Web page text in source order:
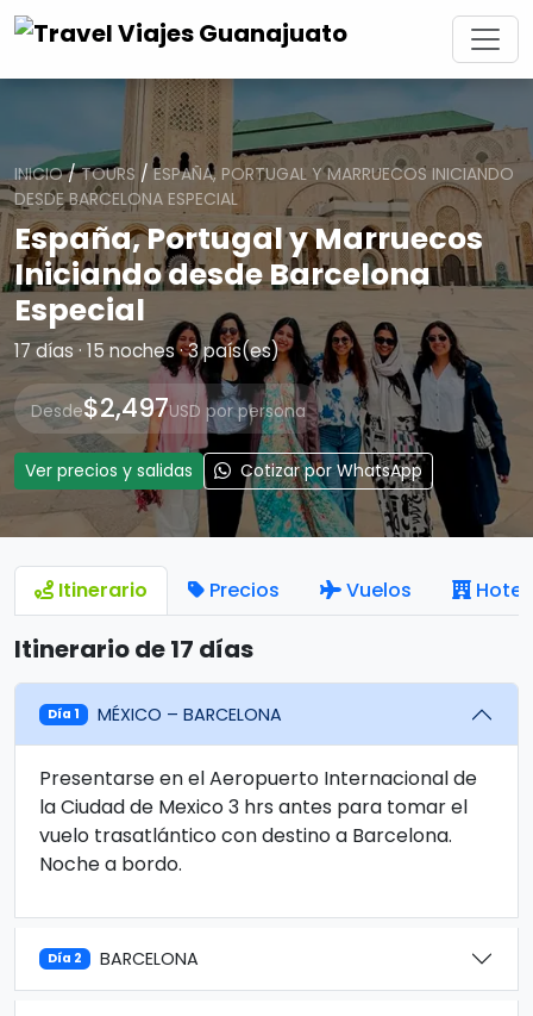
INICIO/TOURS /ESPAÑA, PORTUGAL Y MARRUECOS INICIANDO
DESDE BARCELONA ESPECIAL
España, Portugal y Marruecos
Iniciando desde Barcelona
Especial
17 días · 15 noches · 3 país(es)
Desde$2,497USD por persona
Ver precios y salidas Cotizar por WhatsApp
Itinerario Precios Vuelos
Itinerario de 17 días
Día 1 MÉXICO – BARCELONA
Presentarse en el Aeropuerto Internacional de
la Ciudad de Mexico 3 hrs antes para tomar el
vuelo trasatlántico con destino a Barcelona.
Noche a bordo.
Día 2 BARCELONA